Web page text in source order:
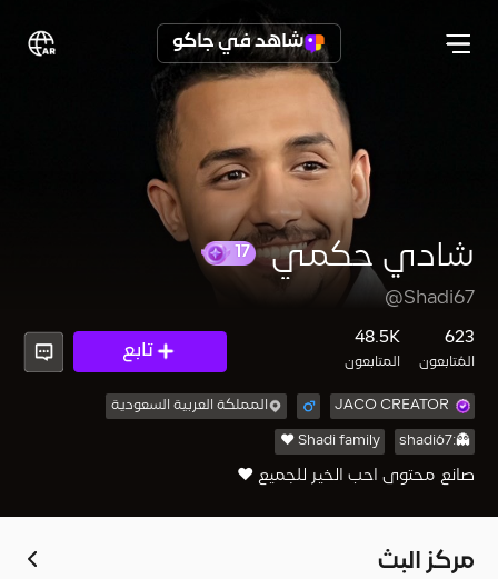
شاهد في جاكو
شادي حكمي
@Shadi67
623
المُتابعون
48.5K
المتابعون
تابع
JACO CREATOR المملكة العربية السعودية
👻:shadi67
Shadi family ♥️
صانع محتوى احب الخير للجميع ♥️
مركز البث